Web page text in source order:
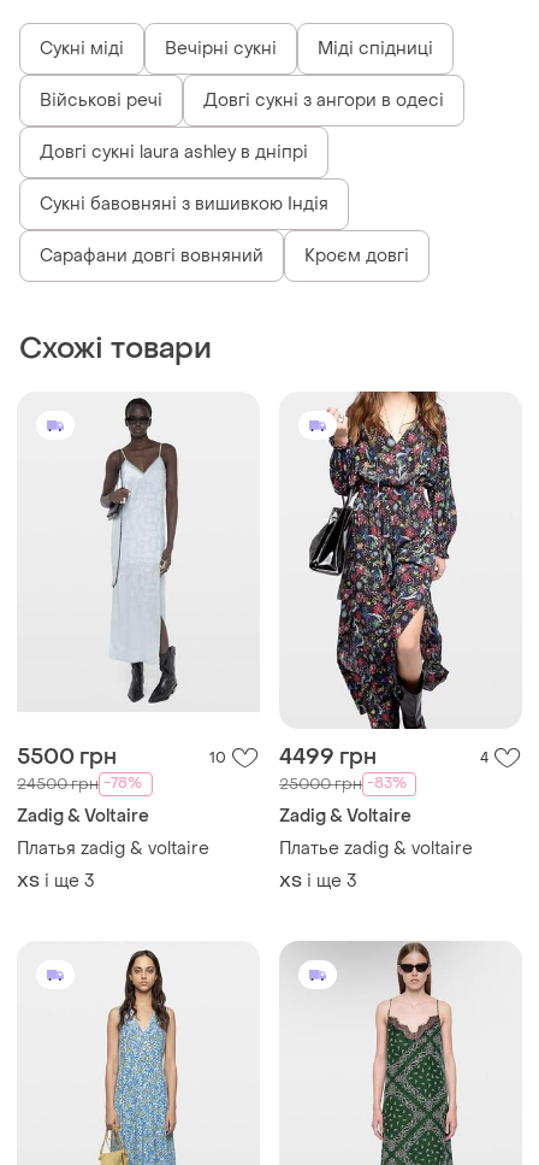
Сукні міді Вечірні сукні Міді спідниці
Військові речі Довгі сукні з ангори в одесі
Довгі сукні laura ashley в дніпрі
Сукні бавовняні з вишивкою Індія
Сарафани довгі вовняний Кроєм довгі
Схожі товари
5500 грн 10
24500 грн -78%
Zadig & Voltaire
Платья zadig & voltaire
ХS і ще 3
4499 грн 4
25000 грн -83%
Zadig & Voltaire
Платье zadig & voltaire
ХS і ще 3